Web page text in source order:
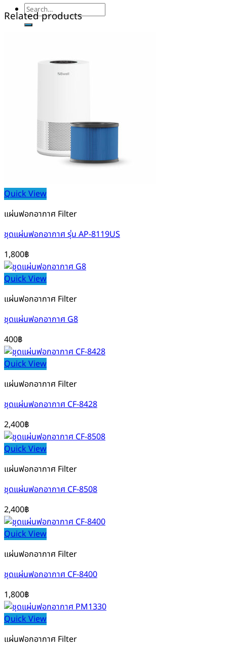
Search
for:
Related products
Quick View
แผ่นฟอกอากาศ Filter
ชุดแผ่นฟอกอากาศ รุ่น AP-8119US
1,800฿
Quick View
แผ่นฟอกอากาศ Filter
ชุดแผ่นฟอกอากาศ G8
400฿
Quick View
แผ่นฟอกอากาศ Filter
ชุดแผ่นฟอกอากาศ CF-8428
2,400฿
Quick View
แผ่นฟอกอากาศ Filter
ชุดแผ่นฟอกอากาศ CF-8508
2,400฿
Quick View
แผ่นฟอกอากาศ Filter
ชุดแผ่นฟอกอากาศ CF-8400
1,800฿
Quick View
แผ่นฟอกอากาศ Filter